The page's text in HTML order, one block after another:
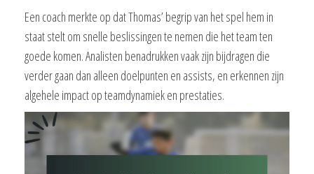
Een coach merkte op dat Thomas’ begrip van het spel hem in
staat stelt om snelle beslissingen te nemen die het team ten
goede komen. Analisten benadrukken vaak zijn bijdragen die
verder gaan dan alleen doelpunten en assists, en erkennen zijn
algehele impact op teamdynamiek en prestaties.